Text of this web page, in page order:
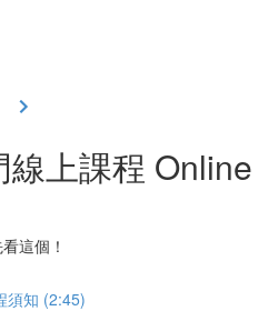
線上課程 Online
這個！
須知 (2:45)